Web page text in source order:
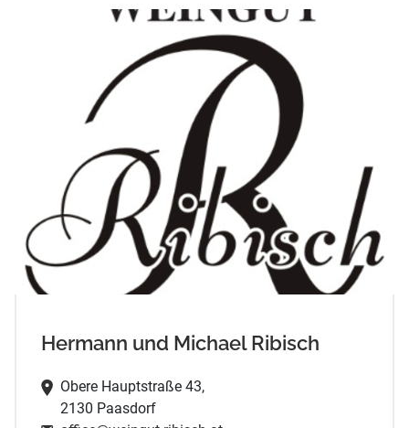
Hermann und Michael Ribisch
Obere Hauptstraße 43,
2130 Paasdorf